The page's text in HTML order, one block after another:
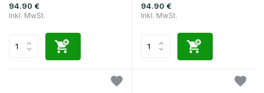
94.90 €
Inkl. MwSt.
94.90 €
Inkl. MwSt.